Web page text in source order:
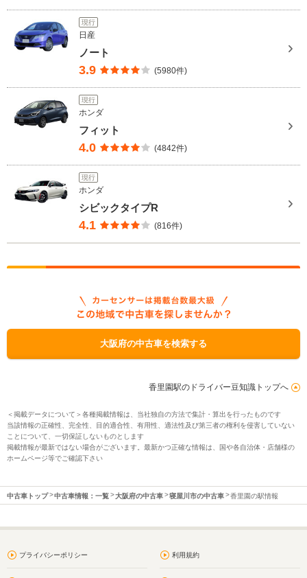
現行
日産
ノート
3.9 (5980件)
現行
ホンダ
フィット
4.0 (4842件)
現行
ホンダ
シビックタイプR
4.1 (816件)
大阪府の中古車を検索する
香里園駅のドライバー豆知識トップへ
＜掲載データについて＞各種掲載情報は、当社独自の方法で集計・算出を行ったものです
当該情報の正確性、完全性、目的適合性、有用性、適法性及び第三者の権利を侵害していない
ことについて、一切保証しないものとします
掲載情報が最新ではない場合がございます。最新かつ正確な情報は、国や各自治体・店舗様の
ホームページ等でご確認下さい
中古車トップ 中古車情報：一覧 大阪府の中古車 寝屋川市の中古車 香里園の駅情報
プライバシーポリシー 利用規約